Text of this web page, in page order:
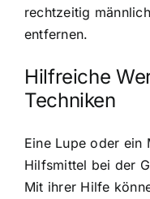
rechtzeitig
entfernen.
Hilfreiche
Techniken
Eine Lupe oder
Hilfsmittel bei der
Mit ihrer Hilfe